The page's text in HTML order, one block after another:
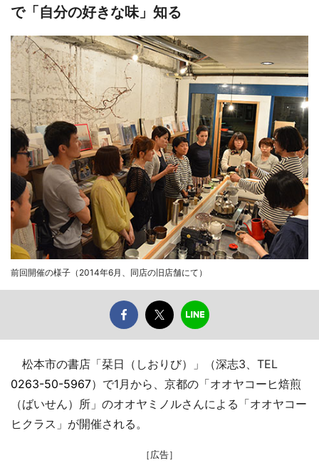
で「自分の好きな味」知る
前回開催の様子（2014年6月、同店の旧店舗にて）
松本市の書店「栞日（しおりび）」（深志3、TEL
0263-50-5967）で1月から、京都の「オオヤコーヒ焙煎
（ばいせん）所」のオオヤミノルさんによる「オオヤコー
ヒクラス」が開催される。
［広告］